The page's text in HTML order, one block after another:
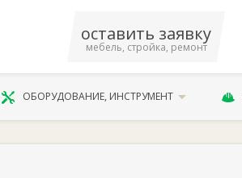
оставить заявку
мебель, стройка, ремонт
ОБОРУДОВАНИЕ, ИНСТРУМЕНТ